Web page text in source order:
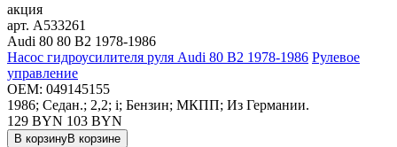
акция
арт. A533261
Audi 80 80 B2 1978-1986
Насос гидроусилителя руля Audi 80 B2 1978-1986 Рулевое
управление
OEM: 049145155
1986; Седан.; 2,2; i; Бензин; МКПП; Из Германии.
129 BYN 103 BYN
В корзинуВ корзине